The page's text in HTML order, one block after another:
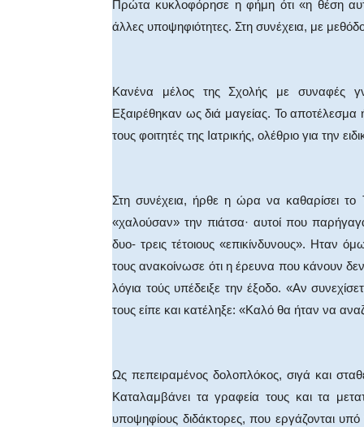
Πρώτα κυκλοφόρησε η φήμη ότι «η θέση
άλλες υποψηφιότητες. Στη συνέχεια, με
Κανένα μέλος της Σχολής με συναφές
Εξαιρέθηκαν ως διά μαγείας. Το αποτέλεσμα
τους φοιτητές της Ιατρικής, ολέθριο για την
Στη συνέχεια, ήρθε η ώρα να καθαρίσει το
«χαλούσαν» την πιάτσα· αυτοί που
δυο- τρεις τέτοιους «επικίνδυνους». Ηταν
τους ανακοίνωσε ότι η έρευνα που κάνουν
λόγια τούς υπέδειξε την έξοδο. «Αν
τους είπε και κατέληξε: «Καλό θα ήταν να
Ως πεπειραμένος δολοπλόκος, σιγά και
Καταλαμβάνει τα γραφεία τους και τα
υποψηφίους διδάκτορες, που εργάζονται